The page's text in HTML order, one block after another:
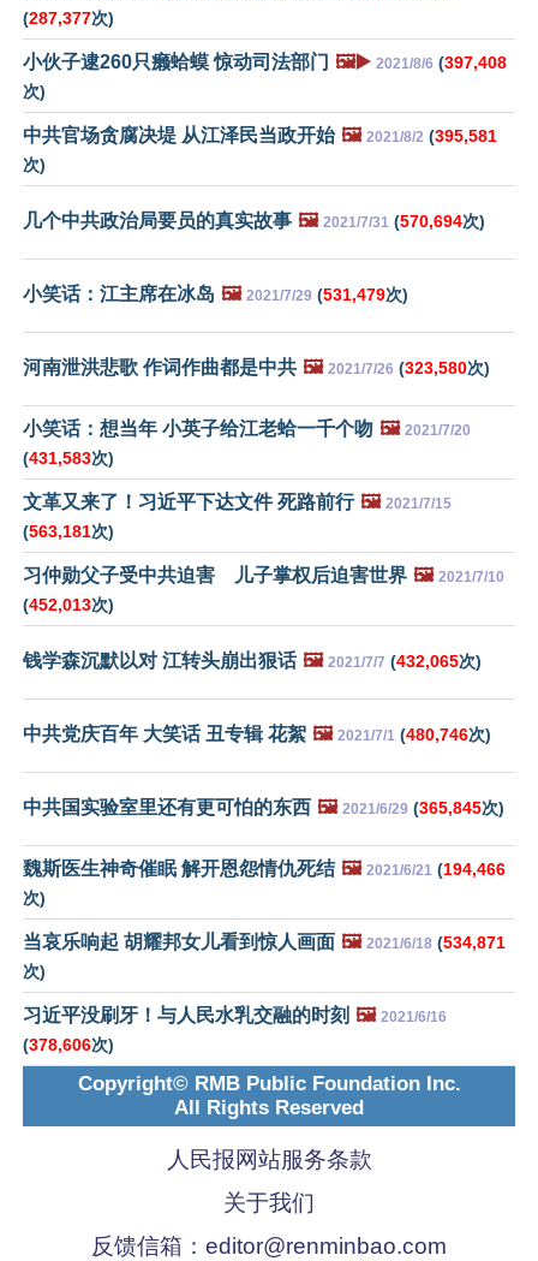
(287,377次)
小伙子逮260只癞蛤蟆 惊动司法部门 🖼️▶️ 2021/8/6 (397,408
次)
中共官场贪腐决堤 从江泽民当政开始 🖼️ 2021/8/2 (395,581
次)
几个中共政治局要员的真实故事 🖼️ 2021/7/31 (570,694次)
小笑话：江主席在冰岛 🖼️ 2021/7/29 (531,479次)
河南泄洪悲歌 作词作曲都是中共 🖼️ 2021/7/26 (323,580次)
小笑话：想当年 小英子给江老蛤一千个吻 🖼️ 2021/7/20
(431,583次)
文革又来了！习近平下达文件 死路前行 🖼️ 2021/7/15
(563,181次)
习仲勋父子受中共迫害 儿子掌权后迫害世界 🖼️ 2021/7/10
(452,013次)
钱学森沉默以对 江转头崩出狠话 🖼️ 2021/7/7 (432,065次)
中共党庆百年 大笑话 丑专辑 花絮 🖼️ 2021/7/1 (480,746次)
中共国实验室里还有更可怕的东西 🖼️ 2021/6/29 (365,845次)
魏斯医生神奇催眠 解开恩怨情仇死结 🖼️ 2021/6/21 (194,466
次)
当哀乐响起 胡耀邦女儿看到惊人画面 🖼️ 2021/6/18 (534,871
次)
习近平没刷牙！与人民水乳交融的时刻 🖼️ 2021/6/16
(378,606次)
Copyright© RMB Public Foundation Inc.
All Rights Reserved
人民报网站服务条款
关于我们
反馈信箱： editor@renminbao.com